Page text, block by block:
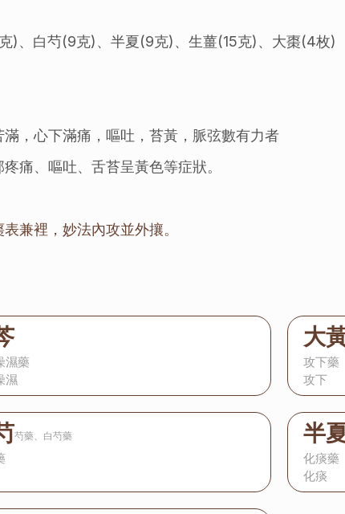
)、白芍(9克)、半夏(9克)、生薑(15克)、大棗(4枚)
，心下滿痛，嘔吐，苔黃，脈弦數有力者
痛、嘔吐、舌苔呈黃色等症狀。
兼裡，妙法內攻並外攘。
濕藥
濕
大
攻下藥
攻下
芍藥、白芍藥 半
化痰藥
化痰